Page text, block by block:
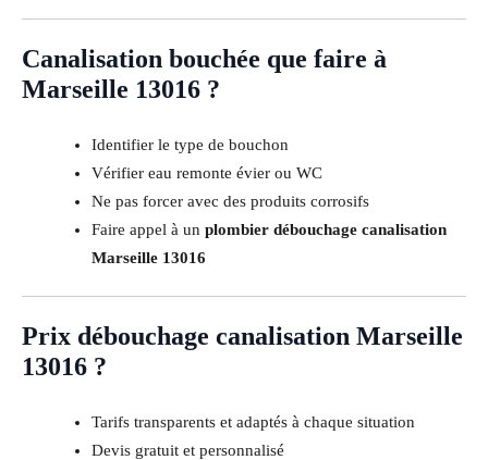
Canalisation bouchée que faire à
Marseille 13016 ?
Identifier le type de bouchon
Vérifier eau remonte évier ou WC
Ne pas forcer avec des produits corrosifs
Faire appel à un plombier débouchage canalisation
Marseille 13016
Prix débouchage canalisation Marseille
13016 ?
Tarifs transparents et adaptés à chaque situation
Devis gratuit et personnalisé